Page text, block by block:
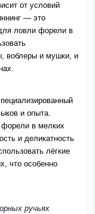
от условий
— это
ловли форели в
воблеры и мушки, и
и опыта.
в мелких
и деликатность
лёгкие
что особенно
ручьях